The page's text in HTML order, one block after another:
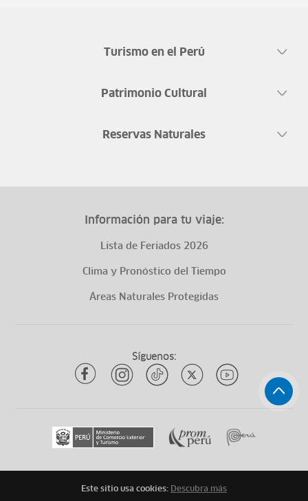
Turismo en el Perú
Patrimonio Cultural
Reservas Naturales
Información para tu viaje:
Lista de Feriados 2026
Clima y Pronóstico del Tiempo
Áreas Naturales Protegidas
Síguenos:
Todos los derechos reservadosytuqueplanes 2026
Este sitio usa cookies: Descubra más